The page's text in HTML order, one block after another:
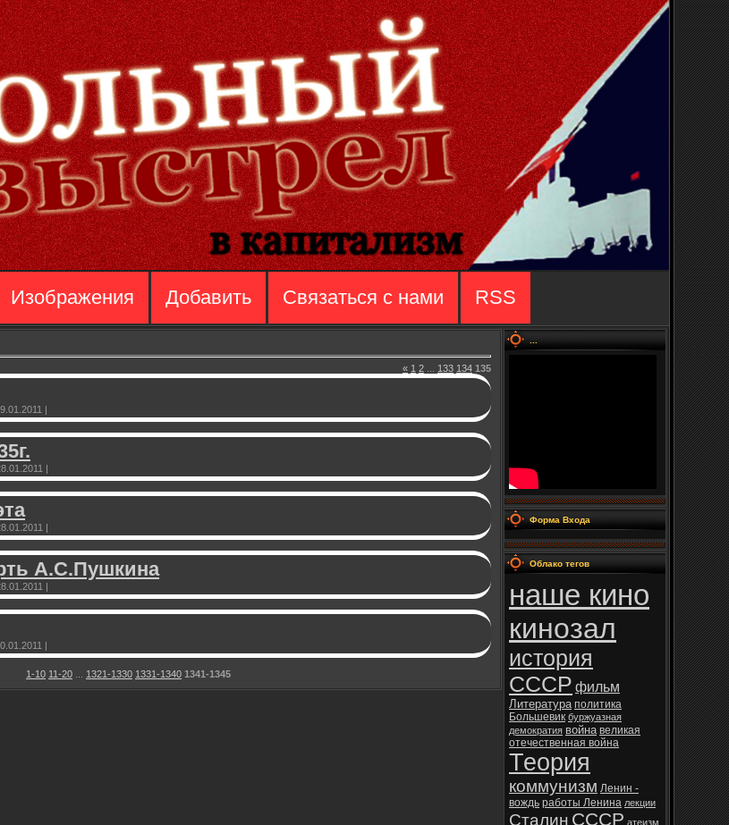
Изображения Добавить Связаться с нами RSS
« 1 2 133 134 135
|
|
|
А.С.Пушкина
|
|
1-10 11-20 1321-1330 1331-1340 1341-1345
Форма Входа
Облако тегов
наше кино
кинозал
история
СССР фильм
Литература политика
Большевик буржуазная
демократия война великая
отечественная война
Теория
коммунизм Ленин -
вождь работы Ленина лекции
Сталин СССР атеизм